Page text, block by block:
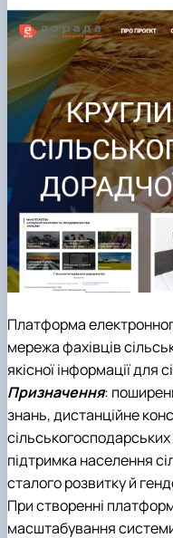
Платформа
мережа фахівців
якісної інформації для
Призначення:
знань, дистанційне
підтримка населення
сталого розвитку й
При створенні
масштабування